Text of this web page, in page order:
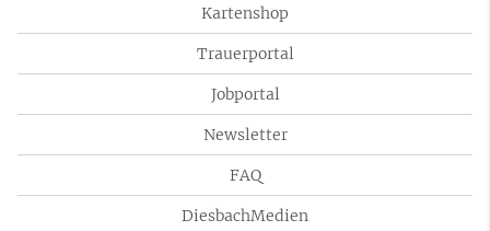
Kartenshop
Trauerportal
Jobportal
Newsletter
FAQ
DiesbachMedien